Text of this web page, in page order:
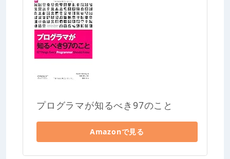
プログラマが知るべき97のこと
Amazonで見る